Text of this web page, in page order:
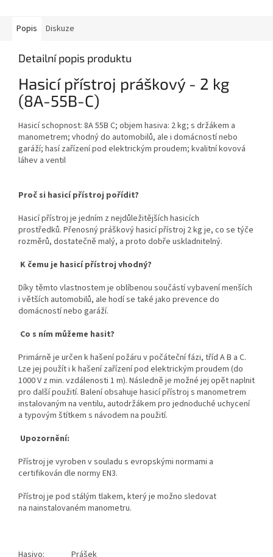
Popis Diskuze
Detailní popis produktu
Hasicí přístroj práškový - 2 kg
(8A-55B-C)
Hasicí schopnost: 8A 55B C; objem hasiva: 2 kg; s držákem a
manometrem; vhodný do automobilů, ale i domácností nebo
garáží; hasí zařízení pod elektrickým proudem; kvalitní kovová
láhev a ventil
Proč si hasicí přístroj pořídit?
Hasicí přístroj je jedním z nejdůležitějších hasicích
prostředků. Přenosný práškový hasicí přístroj 2 kg je, co se týče
rozměrů, dostatečně malý, a proto dobře uskladnitelný.
K čemu je hasicí přístroj vhodný?
Díky těmto vlastnostem je oblíbenou součástí vybavení menších
i větších automobilů, ale hodí se také jako prevence do
domácností nebo garáží.
Co s ním můžeme hasit?
Primárně je určen k hašení požáru v počáteční fázi, tříd A B a C.
Lze jej použít i k hašení zařízení pod elektrickým proudem (do
1000 V z min. vzdálenosti 1 m). Následně je možné jej opět naplnit
pro další použití. Balení obsahuje hasicí přístroj s manometrem
instalovaným na ventilu, autodržákem pro jednoduché uchycení
a typovým štítkem s návodem na použití.
Upozornění:
Přístroj je vyroben v souladu s evropskými normami a
certifikován dle normy EN3.
Přístroj je pod stálým tlakem, který je možno sledovat
na nainstalovaném manometru.
Hasivo:
Prášek